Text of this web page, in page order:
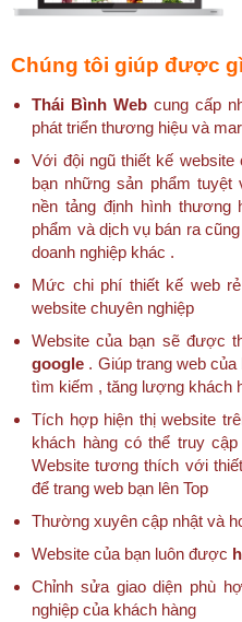
Chúng tôi giúp được
Thái Bình Web cung cấp
phát triển thương hiệu và
Với đội ngũ thiết kế website
bạn những sản phẩm
nền tảng định hình
phẩm và dịch vụ bán ra
doanh nghiệp khác .
Mức chi phí thiết kế web
website chuyên nghiệp
Website của bạn sẽ được
google . Giúp trang web
tìm kiếm , tăng lượng khách
Tích hợp hiện thị website
khách hàng có thể truy
Website tương thích với
để trang web bạn lên Top
Thường xuyên cập nhật và
Website của bạn luôn được
Chỉnh sửa giao diện phù
nghiệp của khách hàng